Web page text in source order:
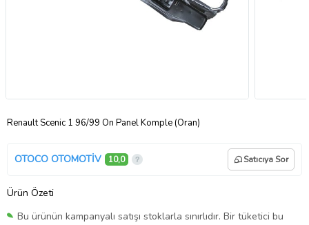
Renault Scenic 1 96/99 Ön Panel Komple (Oran)
OTOCO OTOMOTİV 10,0 Satıcıya Sor
Ürün Özeti
Bu ürünün kampanyalı satışı stoklarla sınırlıdır. Bir tüketici bu